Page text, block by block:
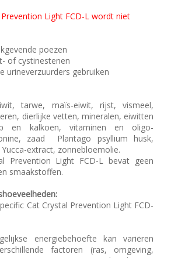
Light FCD-L wordt niet
poezen
of cystinestenen
urineverzuurders gebruiken
, tarwe, maïs-eiwit, rijst, vismeel,
dierlijke vetten, mineralen, eiwitten
en kalkoen, vitaminen en
oligo-
, zaad Plantago psyllium husk,
Yucca-extract, zonnebloemolie.
Prevention Light FCD-L bevat geen
smaakstoffen.
Cat Crystal Prevention Light FCD-
energiebehoefte
kan variëren
factoren (ras, omgeving,